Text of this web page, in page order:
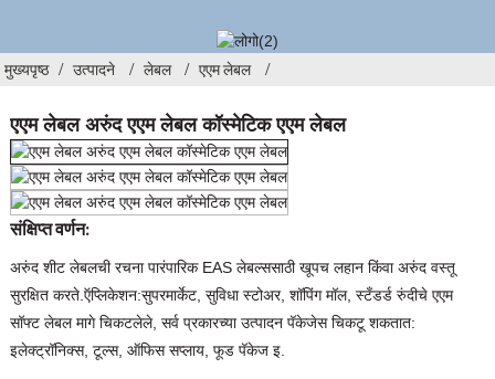
मुख्यपृष्ठ उत्पादने लेबल एएम लेबल
एएम लेबल अरुंद एएम लेबल कॉस्मेटिक एएम लेबल
संक्षिप्त वर्णन:
अरुंद शीट लेबलची रचना पारंपारिक EAS लेबल्ससाठी खूपच लहान किंवा अरुंद वस्तू
सुरक्षित करते.ऍप्लिकेशन:सुपरमार्केट, सुविधा स्टोअर, शॉपिंग मॉल, स्टँडर्ड रुंदीचे एएम
सॉफ्ट लेबल मागे चिकटलेले, सर्व प्रकारच्या उत्पादन पॅकेजेस चिकटू शकतात:
इलेक्ट्रॉनिक्स, टूल्स, ऑफिस सप्लाय, फूड पॅकेज इ.